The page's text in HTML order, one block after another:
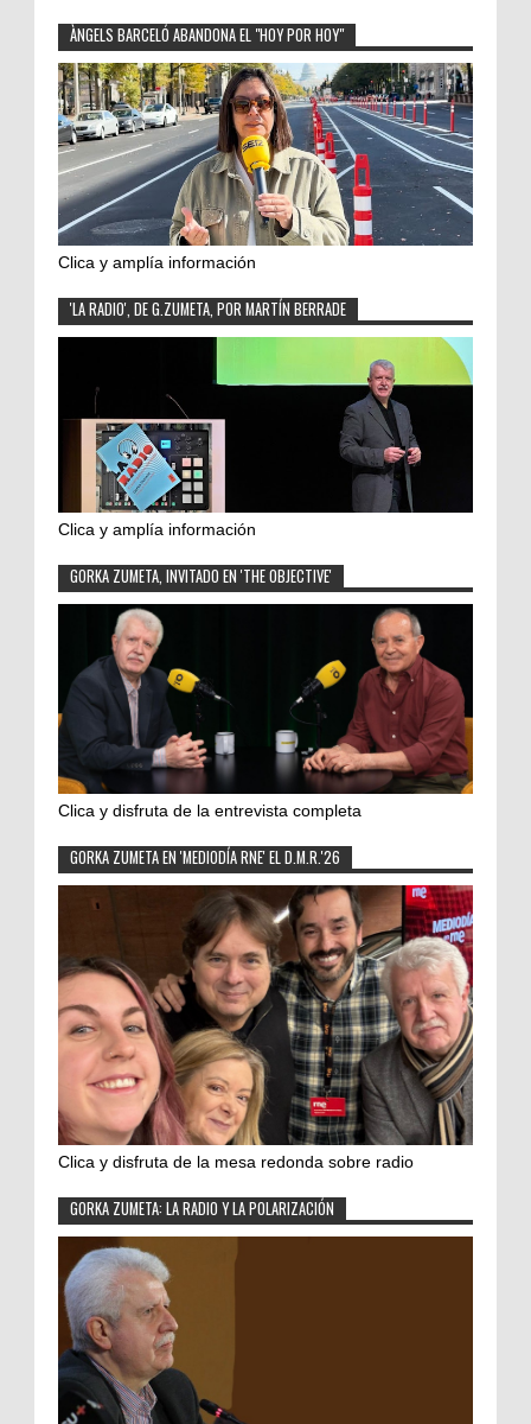
ÀNGELS BARCELÓ ABANDONA EL "HOY POR HOY"
Clica y amplía información
'LA RADIO', DE G.ZUMETA, POR MARTÍN BERRADE
Clica y amplía información
GORKA ZUMETA, INVITADO EN 'THE OBJECTIVE'
Clica y disfruta de la entrevista completa
GORKA ZUMETA EN 'MEDIODÍA RNE' EL D.M.R.'26
Clica y disfruta de la mesa redonda sobre radio
GORKA ZUMETA: LA RADIO Y LA POLARIZACIÓN